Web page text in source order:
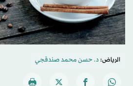
الرياض:د. حسن محمد صندقجي